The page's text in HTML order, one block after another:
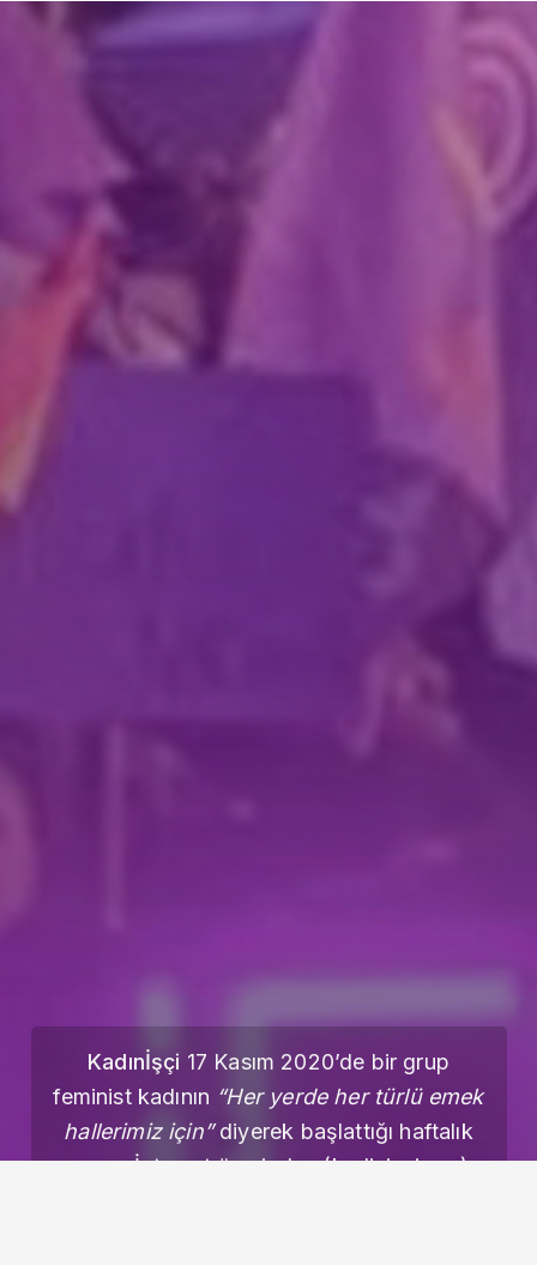
Kadınİşçi 17 Kasım 2020’de bir grup
feminist kadının “Her yerde her türlü emek
hallerimiz için”diyerek başlattığı haftalık
yayın. İnternet üzerinden (kadinisci.org)